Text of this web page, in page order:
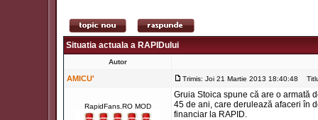
Situatia actuala a RAPIDului
Autor
AMICU' Trimis: Joi 21 Martie 2013 18:40:48
RapidFans.RO MOD
Gruia Stoica spune că are o armată
45 de ani, care derulează afaceri în
financiar la RAPID.